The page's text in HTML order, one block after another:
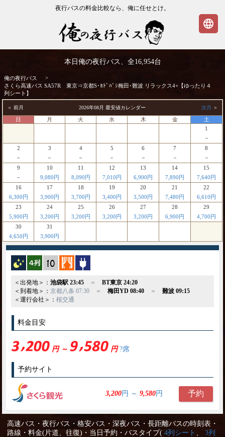
夜行バスの料金比較なら、俺に任せとけ。
ﾊﾞｼ梅田･難波 リラックス4+【ゆったり４
本日俺の夜行バス、全16,954台
俺の夜行バス
>
さくら高速バス SA57R 東京⇒京都S･ﾖﾄﾞﾊﾞｼ梅田･難波 リラックス4+【ゆったり４
列シート】
＜ 前月 2026年08月 最安値カレンダー 次月 ＞
日 月 火 水 木 金
土
1
－
2
－
3
－
4
－
5
－
6
－
7
－
8
－
9
－
10
9,080円
11
8,090円
12
7,010円
13
6,900円
14
7,890円
15
7,640円
16
6,300円
17
3,900円
18
3,700円
19
3,400円
20
3,500円
21
7,480円
22
6,610円
23
5,900円
24
3,200円
25
3,200円
26
3,200円
27
3,200円
28
6,900円
29
4,700円
30
4,650円
31
3,900円
夜行バス
横4列 縦10列 カーテン
＜出発地＞： 池袋駅 23:45＝ BT東京 24:20
＜到着地＞： 京都八条 07:30＝ 梅田YD 08:40＝ 難波 09:15
＜運行会社＞： 桜交通
料金目安
円 ～ 円?席
予約サイト
3,200円 ～9,580円 予約
高速バス・夜行バス・格安バス・深夜バス・長距離バスの時刻表・
路線・料金(片道、往復)・当日予約・バスタイプ( 4列シート
3列
language